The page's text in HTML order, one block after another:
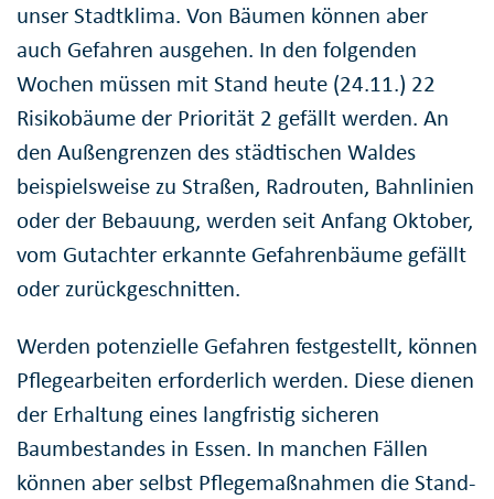
unser Stadtklima. Von Bäumen können aber
auch Gefahren ausgehen. In den folgenden
Wochen müssen mit Stand heute (24.11.) 22
Risikobäume der Priorität 2 gefällt werden. An
den Außengrenzen des städtischen Waldes
beispielsweise zu Straßen, Radrouten, Bahnlinien
oder der Bebauung, werden seit Anfang Oktober,
vom Gutachter erkannte Gefahrenbäume gefällt
oder zurückgeschnitten.
Werden potenzielle Gefahren festgestellt, können
Pflegearbeiten erforderlich werden. Diese dienen
der Erhaltung eines langfristig sicheren
Baumbestandes in Essen. In manchen Fällen
können aber selbst Pflegemaßnahmen die Stand-